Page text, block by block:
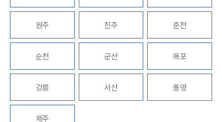
업무사례
주요 업무사례
사례분석/최신동향
법률정보
법률지식인
고객후기
업무분야
원주 진주 춘천
순천 군산 목포
강릉 서산 통영
제주